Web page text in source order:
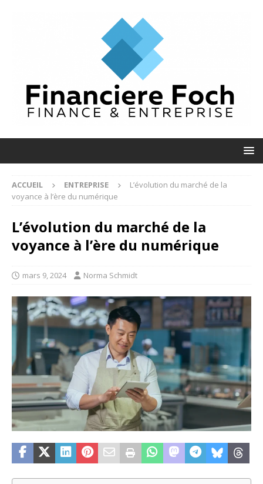
ACCUEIL ENTREPRISE
L’évolution du marché de la
voyance à l’ère du numérique
L’évolution du marché de la
voyance à l’ère du numérique
mars 9, 2024 Norma Schmidt